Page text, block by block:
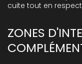
cuite tout en
ZONES